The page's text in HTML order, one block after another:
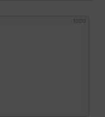
1000